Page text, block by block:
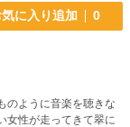
気に入り追加 0
のように音楽を聴きな
女性が走ってきて翠に